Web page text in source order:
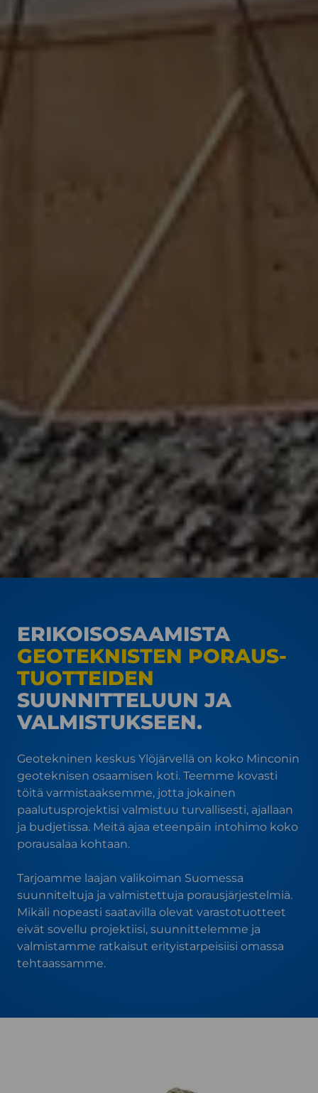
ERIKOIS­OSAAMISTA
GEOTEKNISTEN PORAUS­
TUOTTEIDEN
SUUNNITTELUUN JA
VALMISTUKSEEN.
Geotekninen keskus Ylöjärvellä on koko Minconin
geoteknisen osaamisen koti. Teemme kovasti
töitä varmistaaksemme, jotta jokainen
paalutusprojektisi valmistuu turvallisesti, ajallaan
ja budjetissa. Meitä ajaa eteenpäin intohimo koko
porausalaa kohtaan.
Tarjoamme laajan valikoiman Suomessa
suunniteltuja ja valmistettuja porausjärjestelmiä.
Mikäli nopeasti saatavilla olevat varastotuotteet
eivät sovellu projektiisi, suunnittelemme ja
valmistamme ratkaisut erityistarpeisiisi omassa
tehtaassamme.